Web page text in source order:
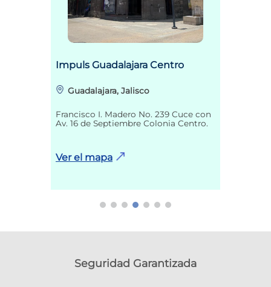
Impuls Guadalajara Centro
Guadalajara, Jalisco
Francisco I. Madero No. 239 Cuce con
Av. 16 de Septiembre Colonia Centro.
Ver el mapa
Seguridad Garantizada